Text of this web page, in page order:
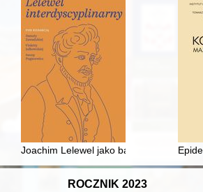
1914 = A school on the outskirts of Galicia
do "Zimy miejskiej" Adama
Joachim Lelewel jako badacz Orientu :
ROCZNIK 2023